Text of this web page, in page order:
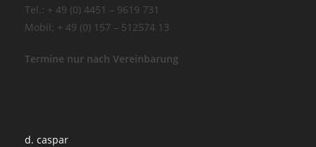
Tel.: + 49 (0) 4451 – 9619 731
Mobil: + 49 (0) 157 – 512574 13
Termine nur nach Vereinbarung
d. caspar